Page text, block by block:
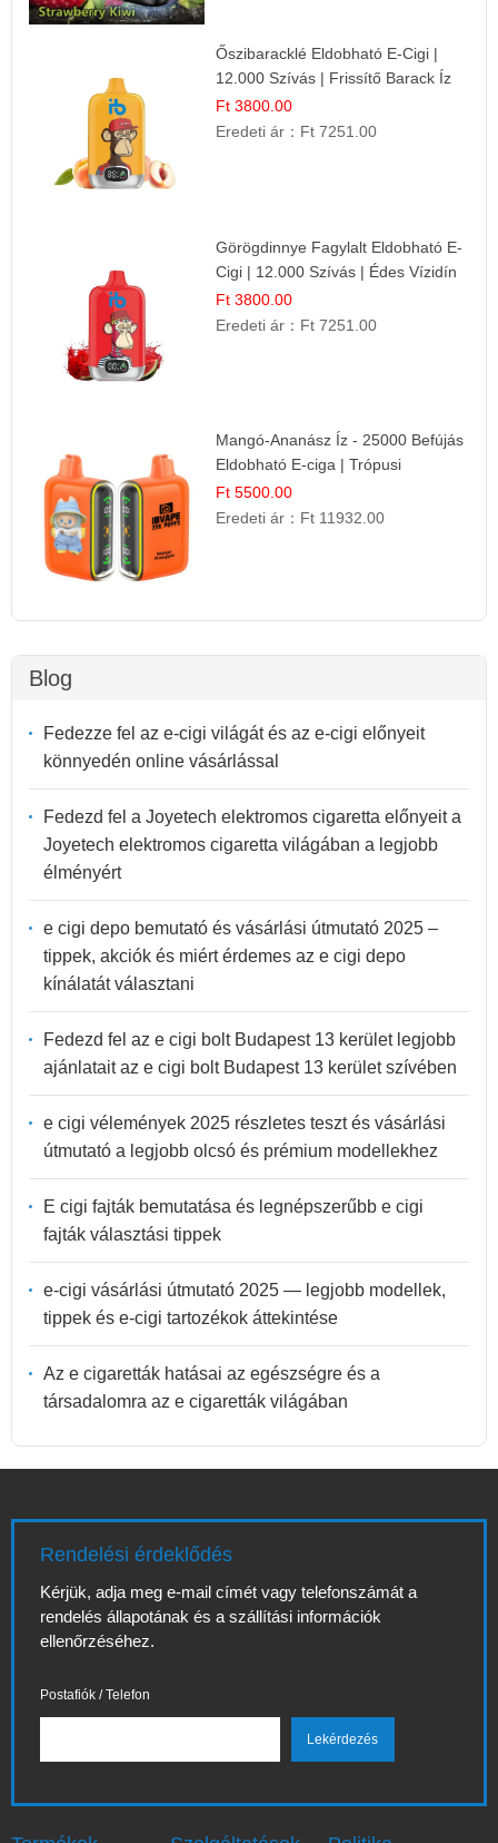
Őszibaracklé Eldobható E-Cigi |
12.000 Szívás | Frissítő Barack Íz
Ft 3800.00
Eredeti ár： Ft 7251.00
Görögdinnye Fagylalt Eldobható E-
Cigi | 12.000 Szívás | Édes Vízidín
Íz
Ft 3800.00
Eredeti ár： Ft 7251.00
Mangó-Ananász Íz - 25000 Befújás
Eldobható E-ciga | Trópusi
Gyümölcs Élmény!
Ft 5500.00
Eredeti ár： Ft 11932.00
Blog
Fedezze fel az e-cigi világát és az e-cigi előnyeit
könnyedén online vásárlással
Fedezd fel a Joyetech elektromos cigaretta előnyeit a
Joyetech elektromos cigaretta világában a legjobb
élményért
e cigi depo bemutató és vásárlási útmutató 2025 –
tippek, akciók és miért érdemes az e cigi depo
kínálatát választani
Fedezd fel az e cigi bolt Budapest 13 kerület legjobb
ajánlatait az e cigi bolt Budapest 13 kerület szívében
e cigi vélemények 2025 részletes teszt és vásárlási
útmutató a legjobb olcsó és prémium modellekhez
E cigi fajták bemutatása és legnépszerűbb e cigi
fajták választási tippek
e-cigi vásárlási útmutató 2025 — legjobb modellek,
tippek és e-cigi tartozékok áttekintése
Az e cigaretták hatásai az egészségre és a
társadalomra az e cigaretták világában
Rendelési érdeklődés
Kérjük, adja meg e-mail címét vagy telefonszámát a
rendelés állapotának és a szállítási információk
ellenőrzéséhez.
Postafiók / Telefon